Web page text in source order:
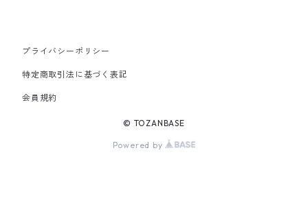
その他
プライバシーポリシー
特定商取引法に基づく表記
会員規約
© TOZANBASE
Powered by